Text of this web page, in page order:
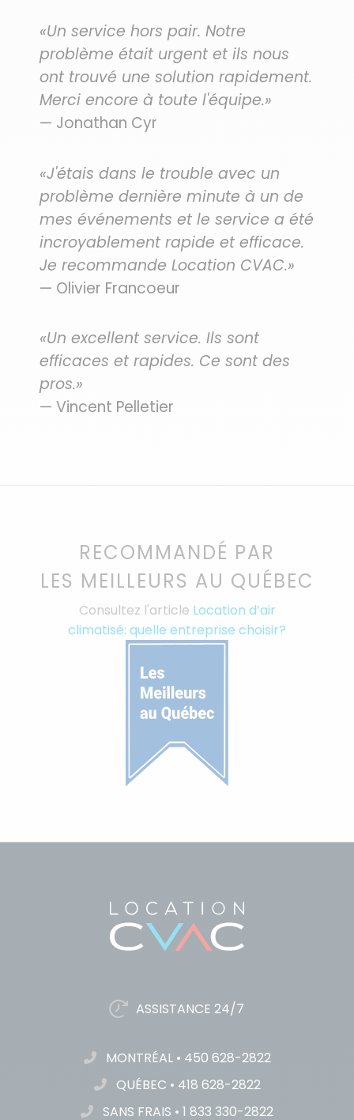
«Un service hors pair. Notre
problème était urgent et ils nous
ont trouvé une solution rapidement.
Merci encore à toute l'équipe.»
— Jonathan Cyr
«J'étais dans le trouble avec un
problème dernière minute à un de
mes événements et le service a été
incroyablement rapide et efficace.
Je recommande Location CVAC.»
— Olivier Francoeur
«Un excellent service. Ils sont
efficaces et rapides. Ce sont des
pros.»
— Vincent Pelletier
RECOMMANDÉ PAR
LES MEILLEURS AU QUÉBEC
Consultez l'article Location d’air
climatisé: quelle entreprise choisir?
ASSISTANCE 24/7
MONTRÉAL • 450 628-2822
QUÉBEC • 418 628-2822
SANS FRAIS • 1 833 330-2822